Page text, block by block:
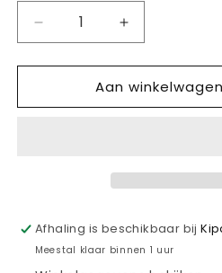
Aantal
verlagen
voor
ADIDAS
AFC
2026
Aantal
verhogen
voor
ADIDAS
AFC
2026
Aan
Afhaling is beschikbaar bij
Meestal klaar binnen 1 uur